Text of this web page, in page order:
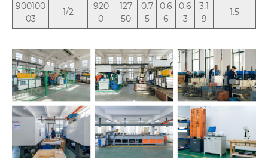
900100
03
1/2
920
0
127
50
0.7
5
0.6
6
0.6
3
3.1
9
1.5